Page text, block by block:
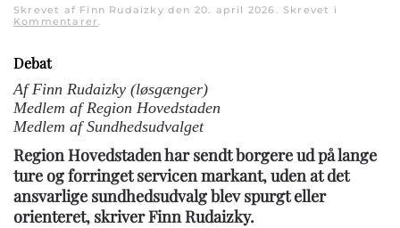
Skrevet af Finn Rudaizky den 20. april 2026. Skrevet i
Kommentarer.
Debat
Af Finn Rudaizky (løsgænger)
Medlem af Region Hovedstaden
Medlem af Sundhedsudvalget
Region Hovedstaden har sendt borgere ud på lange
ture og forringet servicen markant, uden at det
ansvarlige sundhedsudvalg blev spurgt eller
orienteret, skriver Finn Rudaizky.